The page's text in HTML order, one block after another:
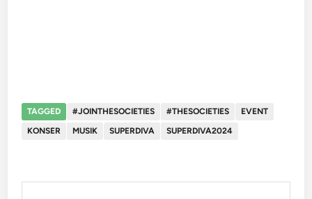
TAGGED #JOINTHESOCIETIES #THESOCIETIES
EVENT
KONSER
MUSIK SUPERDIVA SUPERDIVA2024